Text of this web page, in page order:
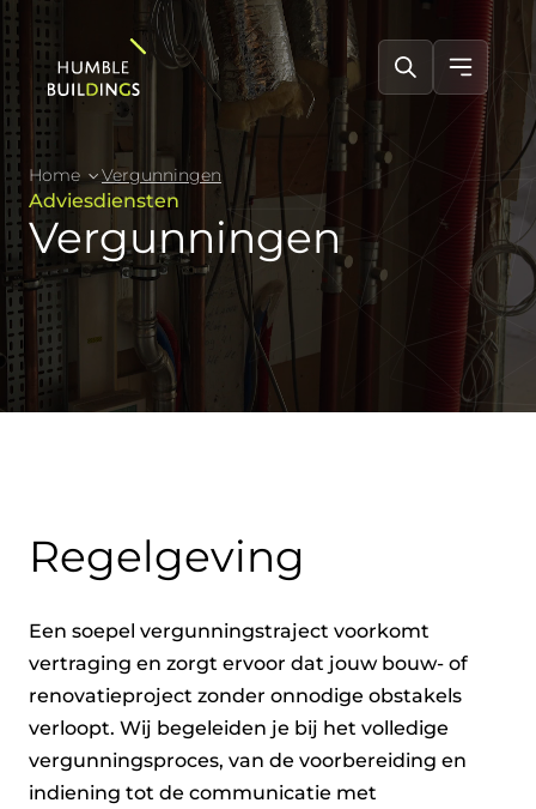
Home Vergunningen
Adviesdiensten
Vergunningen
Regelgeving
Een soepel vergunningstraject voorkomt
vertraging en zorgt ervoor dat jouw bouw- of
renovatieproject zonder onnodige obstakels
verloopt. Wij begeleiden je bij het volledige
vergunningsproces, van de voorbereiding en
indiening tot de communicatie met